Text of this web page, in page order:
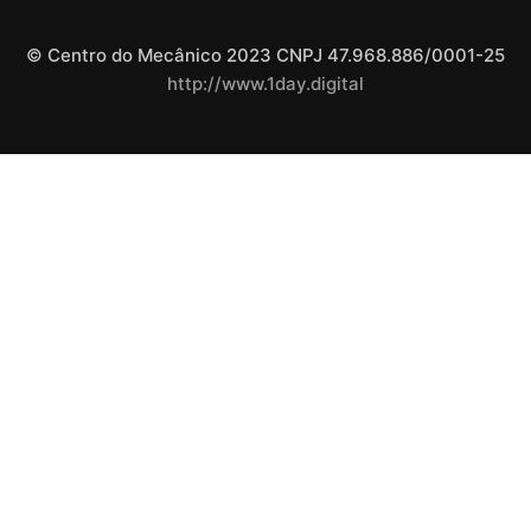
© Centro do Mecânico 2023 CNPJ 47.968.886/0001-25
http://www.1day.digital